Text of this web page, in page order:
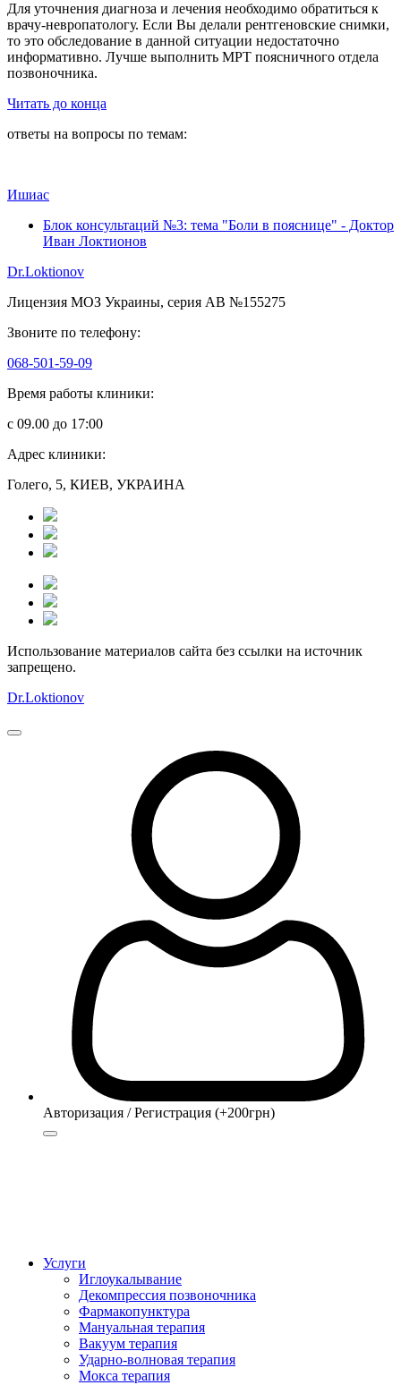
Для уточнения диагноза и лечения необходимо обратиться к
врачу-невропатологу. Если Вы делали рентгеновские снимки,
то это обследование в данной ситуации недостаточно
информативно. Лучше выполнить МРТ поясничного отдела
позвоночника.
Читать до конца
ответы на вопросы по темам:
Ишиас
Блок консультаций №3: тема "Боли в пояснице" - Доктор
Иван Локтионов
Dr.Loktionov
Лицензия МОЗ Украины, серия АВ №155275
Звоните по телефону:
068-501-59-09
Время работы клиники:
с 09.00 до 17:00
Адрес клиники:
Голего, 5, КИЕВ, УКРАИНА
Использование материалов сайта без ссылки на источник
запрещено.
Dr.Loktionov
Авторизация / Регистрация (+200грн)
Услуги
Иглоукалывание
Декомпрессия позвоночника
Фармакопунктура
Мануальная терапия
Вакуум терапия
Ударно-волновая терапия
Мокса терапия